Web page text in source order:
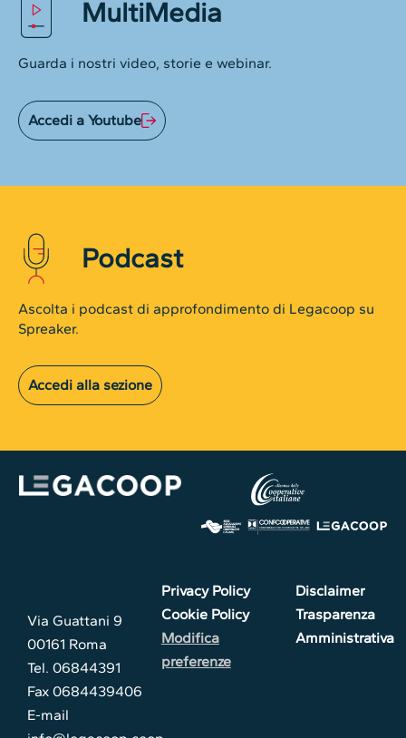
MultiMedia
Guarda i nostri video, storie e webinar.
Accedi a Youtube
Podcast
Ascolta i podcast di approfondimento di Legacoop su
Spreaker.
Accedi alla sezione
Via Guattani 9
00161 Roma
Tel. 06844391
Fax 0684439406
E-mail
Privacy Policy
Cookie Policy
Modifica
preferenze
Disclaimer
Trasparenza
Amministrativa